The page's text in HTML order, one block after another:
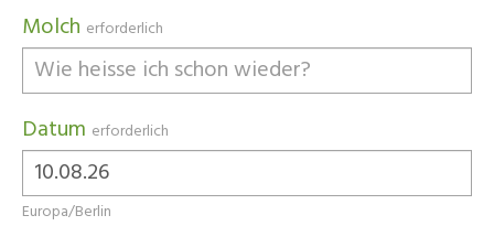
Molch erforderlich
Datum erforderlich
Europa/Berlin